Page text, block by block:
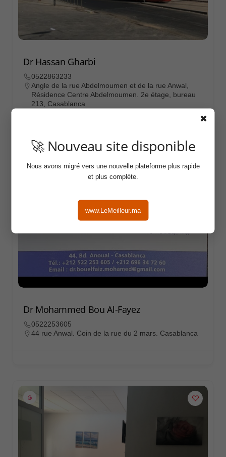
✖
🚀 Nouveau site disponible
Nous avons migré vers une nouvelle plateforme plus rapide
et plus complète.
www.LeMeilleur.ma
Dr Hassan Gharbi
0522863233
Angle de la rue Abdelmoumen et de la rue Anwal,
Résidence Centre Abdelmoumen. 2e étage, bureau
213, Casablanca
Dr Mohammed Bou Al-Fayez
0522253605
44 rue Anwal. Coin de la rue du 2 mars. Casablanca